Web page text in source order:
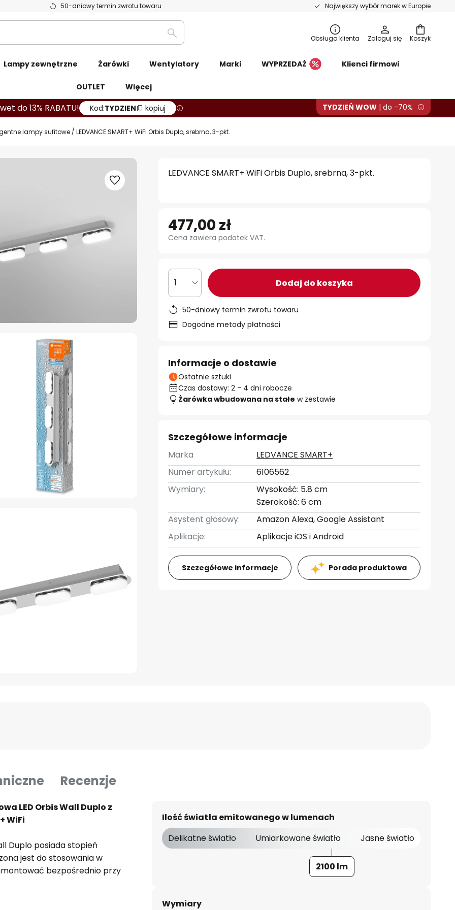
50-dniowy termin zwrotu towaru Największy wybór marek w Europie
Koszyk
Szukaj
Obsługa klienta Zaloguj się
Lampy zewnętrzne Żarówki Wentylatory Marki WYPRZEDAŻ Klienci firmowi
OUTLET Więcej
do 13% RABATU! Kod:TYDZIEN kopiuj TYDZIEŃ WOW | do -70%
lampy sufitowe LEDVANCE SMART+ WiFi Orbis Duplo, srebrna, 3-pkt.
LEDVANCE SMART+ WiFi Orbis Duplo, srebrna, 3-pkt.
477,00 zł
Cena zawiera podatek VAT.
1 Dodaj do koszyka
50-dniowy termin zwrotu towaru
Dogodne metody płatności
Informacje o dostawie
Ostatnie sztuki
Czas dostawy: 2 - 4 dni robocze
Żarówka wbudowana na stałe w zestawie
Szczegółowe informacje
Marka
LEDVANCE SMART+
Numer artykułu:
6106562
Wymiary:
Wysokość: 5.8 cm
Szerokość: 6 cm
Asystent głosowy:
Amazon Alexa, Google Assistant
Aplikacje:
Aplikacje iOS i Android
Szczegółowe informacje Porada produktowa
Recenzje
LED Orbis Wall Duplo z
WiFi
Duplo posiada stopień
jest do stosowania w
bezpośrednio przy
jako źródło światła na
Ilość światła emitowanego w lumenach
Delikatne światło
Umiarkowane światło Jasne światło
2100 lm
Wymiary